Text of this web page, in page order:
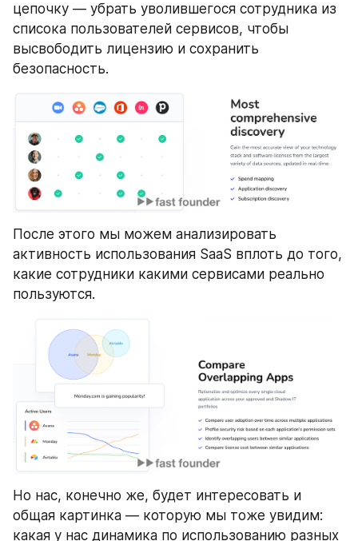
цепочку — убрать уволившегося сотрудника из
списока пользователей сервисов, чтобы
высвободить лицензию и сохранить
безопасность.
После этого мы можем анализировать
активность использования SaaS вплоть до того,
какие сотрудники какими сервисами реально
пользуются.
Но нас, конечно же, будет интересовать и
общая картинка — которую мы тоже увидим:
какая у нас динамика по использованию разных